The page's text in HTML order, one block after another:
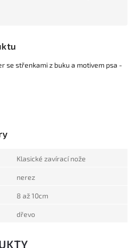
se střenkami z buku a motivem psa -
Klasické zavírací nože
nerez
8 až 10cm
dřevo